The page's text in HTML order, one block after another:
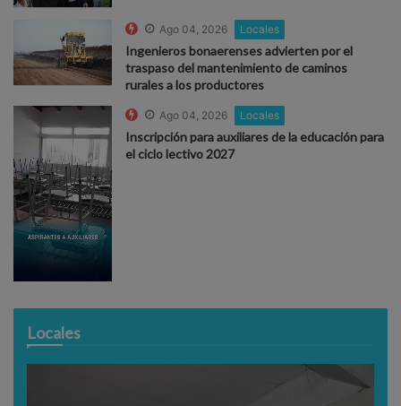
Ago 04, 2026 Locales
Ingenieros bonaerenses advierten por el
traspaso del mantenimiento de caminos
rurales a los productores
Ago 04, 2026 Locales
Inscripción para auxiliares de la educación para
el ciclo lectivo 2027
Locales